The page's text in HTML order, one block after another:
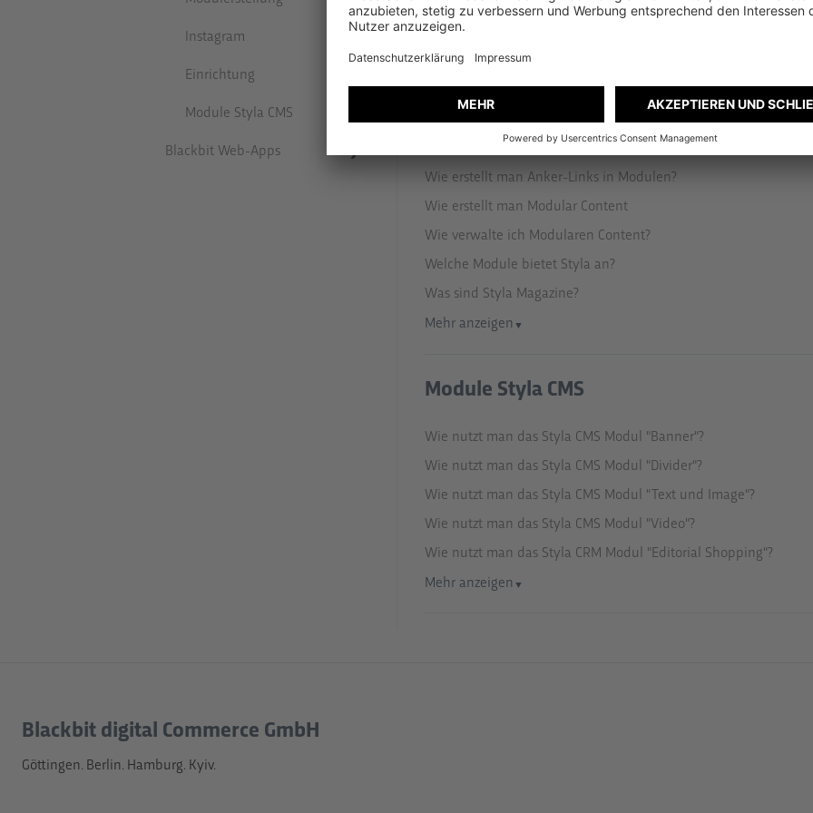
Instagram
Wie man Styla mit Instagram verbindet
Einrichtung
Wie erstellt man Anker-Links in Modulen?
Wie erstellt man Modular Content
Wie verwalte ich Modularen Content?
Welche Module bietet Styla an?
Was sind Styla Magazine?
Mehr anzeigen ▼
Module Styla CMS
Wie nutzt man das Styla CMS Modul "Banner"?
Wie nutzt man das Styla CMS Modul "Divider"?
Wie nutzt man das Styla CMS Modul "Text und Image"?
Wie nutzt man das Styla CMS Modul "Video"?
Wie nutzt man das Styla CRM Modul "Editorial Shopping"?
Mehr anzeigen ▼
Instagram
Einrichtung
Module Styla CMS
Blackbit Web-Apps
Blackbit digital Commerce GmbH
Göttingen. Berlin. Hamburg. Kyiv.